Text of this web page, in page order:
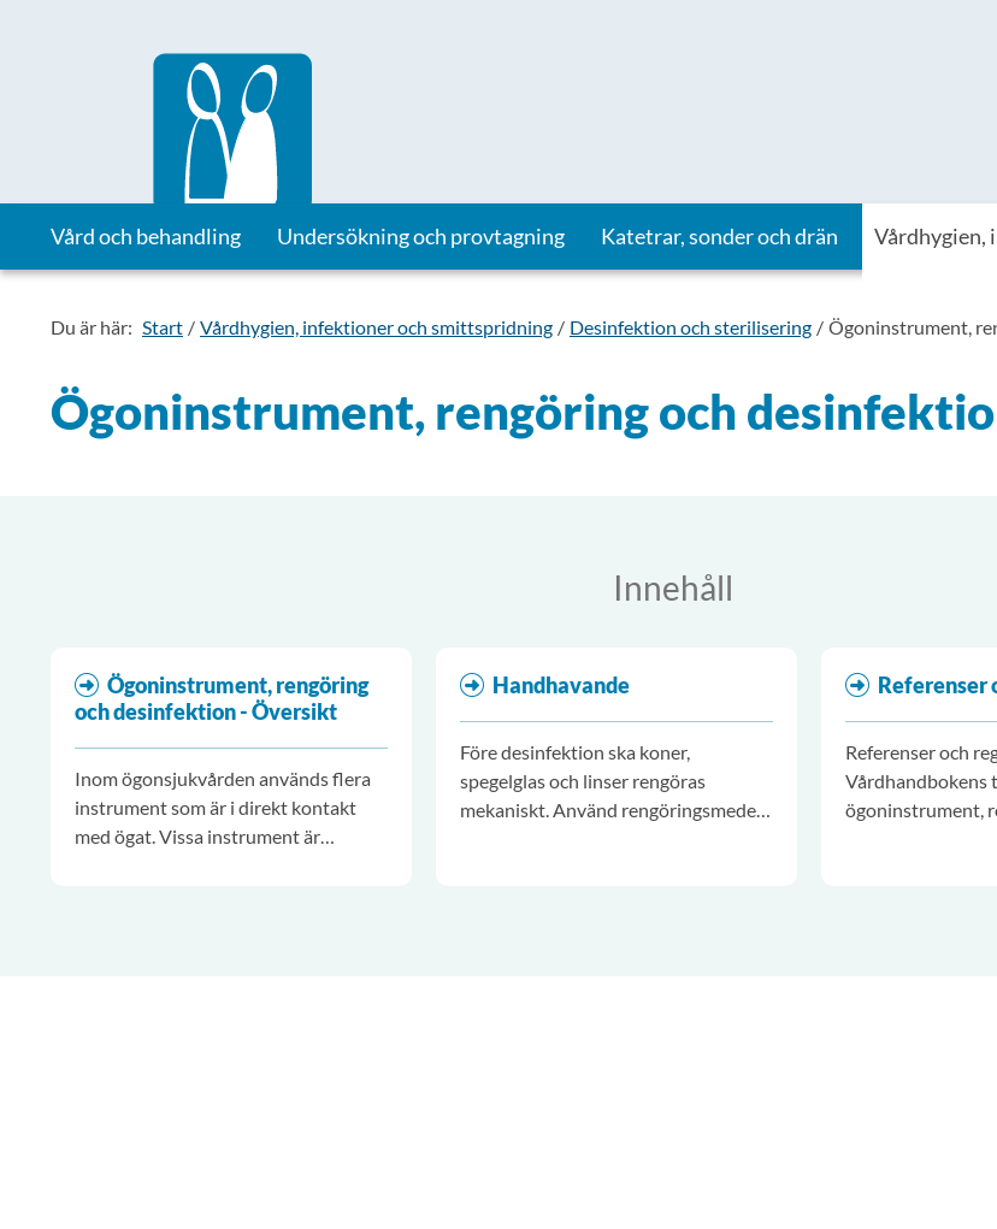
Till startsidan för Vårdhandboken
Vård och behandling Undersökning och provtagning Katetrar, sonder och drän Vårdhygien,
Du är här: Start Vårdhygien, infektioner och smittspridning Desinfektion och sterilisering Ögoninstrument,
Ögoninstrument, rengöring och
Innehåll
Ögoninstrument, rengöring
och desinfektion - Översikt
Inom ögonsjukvården används flera
instrument som är i direkt kontakt
med ögat. Vissa instrument är
Handhavande
Före desinfektion ska koner,
spegelglas och linser rengöras
mekaniskt. Använd rengöringsmedel
Referenser
Referenser och
Vårdhandbokens
ögoninstrument,